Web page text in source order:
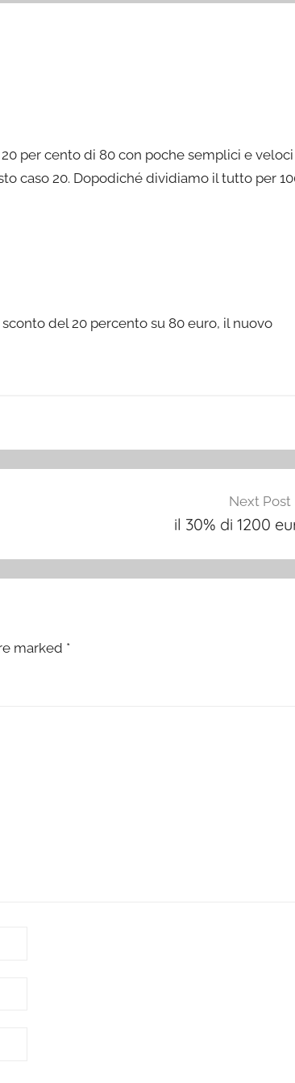
per cento di 80 con poche semplici e veloci
caso 20. Dopodiché dividiamo il tutto per
del 20 percento su 80 euro, il nuovo
Next Post
il 30% di 1200
marked *